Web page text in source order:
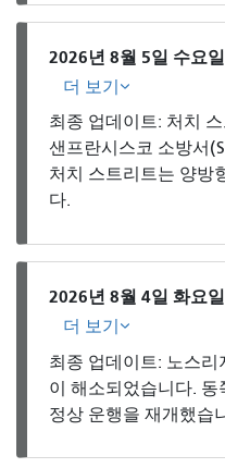
2026년 8월 5일 수요
더 보기
최종 업데이트: 처치
샌프란시스코 소방서
처치 스트리트는 양방
다.
2026년 8월 4일 화요
더 보기
최종 업데이트: 노스
이 해소되었습니다.
정상 운행을 재개했습